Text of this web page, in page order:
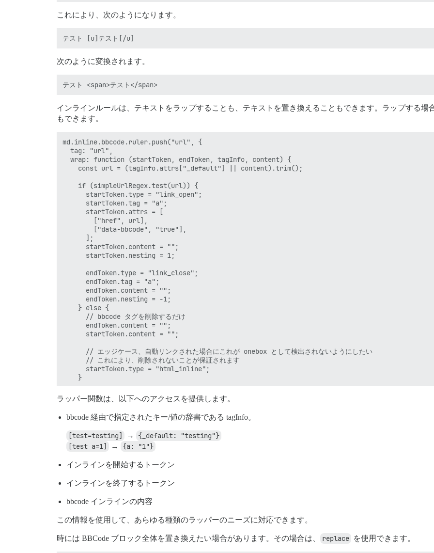
これにより、次のようになります。
次のように変換されます。
インラインルールは、テキストをラップすることも、テキストを置き換えることもできます。ラップする場
もできます。
md.inline.bbcode.ruler.push("url", {
  tag: "url",
  wrap: function (startToken, endToken, tagInfo, content) {
    const url = (tagInfo.attrs["_default"] || content).trim();
    if (simpleUrlRegex.test(url)) {
      startToken.type = "link_open";
      startToken.tag = "a";
      startToken.attrs = [
        ["href", url],
        ["data-bbcode", "true"],
      ];
      startToken.content = "";
      startToken.nesting = 1;
      endToken.type = "link_close";
      endToken.tag = "a";
      endToken.content = "";
      endToken.nesting = -1;
    } else {
      // bbcode タグを削除するだけ
      endToken.content = "";
      startToken.content = "";
      // エッジケース、自動リンクされた場合にこれが onebox として検出されないようにしたい
      // これにより、削除されないことが保証されます
      startToken.type = "html_inline";
    }
    return false;
  },
ラッパー関数は、以下へのアクセスを提供します。
bbcode 経由で指定されたキー/値の辞書である tagInfo。
[test=testing] →
{_default: "testing"}
[test a=1]
→ {a: "1"}
インラインを開始するトークン
インラインを終了するトークン
bbcode インラインの内容
この情報を使用して、あらゆる種類のラッパーのニーズに対応できます。
時には BBCode ブロック全体を置き換えたい場合があります。その場合は、 replace を使用できます。